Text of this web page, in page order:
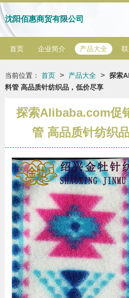
沈阳佰惠商贸有限公司
首页 企业简介 产品大全
当前位置： 首页 > 产品大全 > 探索
料管 高品质针纺织品，低价尽享
探索Alibaba.com促
管 高品质针纺织